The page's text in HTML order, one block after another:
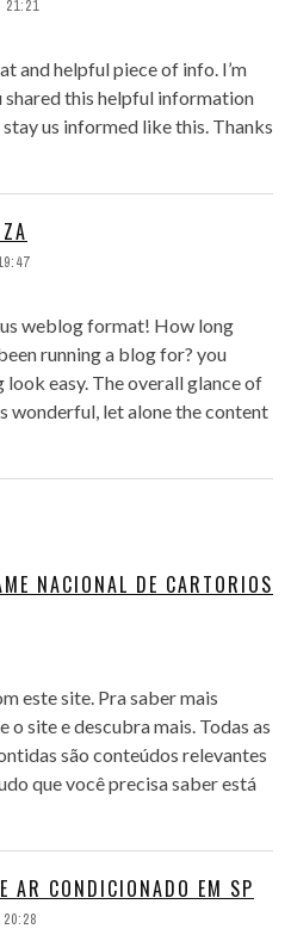
21:21
and helpful piece of info. I’m
shared this helpful information
stay us informed like this. Thanks
weblog format! How long
running a blog for? you
easy. The overall glance of
wonderful, let alone the content
NACIONAL DE CARTORIOS
este site. Pra saber mais
o site e descubra mais. Todas as
são conteúdos relevantes
que você precisa saber está
AR CONDICIONADO EM SP